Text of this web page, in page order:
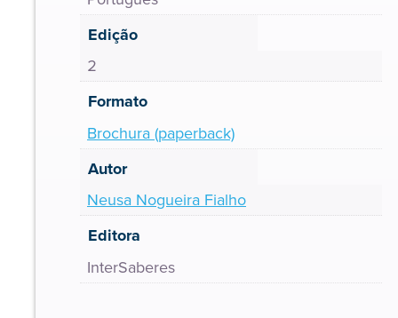
Edição
2
Formato
Brochura (paperback)
Autor
Neusa Nogueira Fialho
Editora
InterSaberes